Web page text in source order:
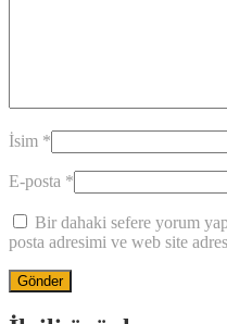
İsim *
E-posta *
Bir dahaki sefere yorum
posta adresimi ve web site